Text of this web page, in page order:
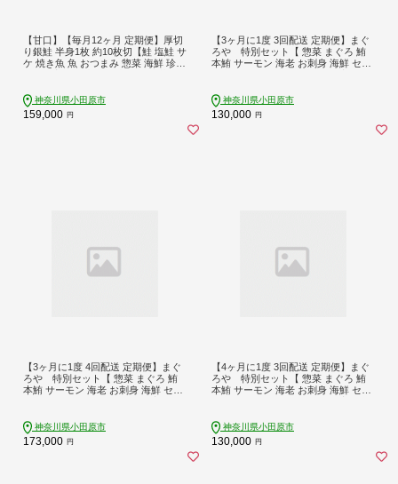
【甘口】【毎月12ヶ月 定期便】厚切
り銀鮭 半身1枚 約10枚切【鮭 塩鮭 サ
ケ 焼き魚 魚 おつまみ 惣菜 海鮮 珍味
川県 小田原市 】
神奈川県小田原市
159,000 円
【3ヶ月に1度 3回配送 定期便】まぐ
ろや 特別セット【 惣菜 まぐろ 鮪
本鮪 サーモン 海老 お刺身 海鮮 セッ
り物 日本酒 焼酎】【神奈川県小田原
市】
神奈川県小田原市
130,000 円
【3ヶ月に1度 4回配送 定期便】まぐ
ろや 特別セット【 惣菜 まぐろ 鮪
本鮪 サーモン 海老 お刺身 海鮮 セッ
り物 日本酒 焼酎】【神奈川県小田原
市】
神奈川県小田原市
173,000 円
【4ヶ月に1度 3回配送 定期便】まぐ
ろや 特別セット【 惣菜 まぐろ 鮪
本鮪 サーモン 海老 お刺身 海鮮 セッ
り物 日本酒 焼酎】【神奈川県小田原
市】
神奈川県小田原市
130,000 円